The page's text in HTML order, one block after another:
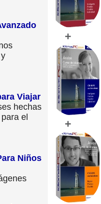
Viajar
hechas
el
Niños
+
+